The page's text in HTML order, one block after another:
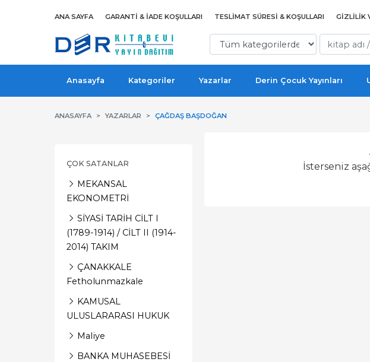
ANA SAYFA GARANTI & İADE KOŞULLARI TESLIMAT SÜRESI & KOŞULLARI GIZLILIK
Anasayfa Kategoriler Yazarlar Derin Çocuk Yayınları
ANASAYFA YAZARLAR ÇAĞDAŞ BAŞDOĞAN
ÇOK SATANLAR
MEKANSAL
EKONOMETRİ
SİYASİ TARİH CİLT I
(1789-1914) / CİLT II (1914-
2014) TAKIM
ÇANAKKALE
Fetholunmazkale
KAMUSAL
ULUSLARARASI HUKUK
Maliye
BANKA MUHASEBESİ
İsterseniz